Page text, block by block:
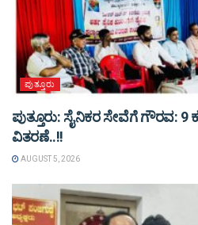
ಪುತ್ತೂರು
ಪುತ್ತೂರು: ಸೈನಿಕರ ಸೇವೆಗೆ ಗೌರವ: 9
ವಿತರಣೆ..!!
AUGUST 5, 2026